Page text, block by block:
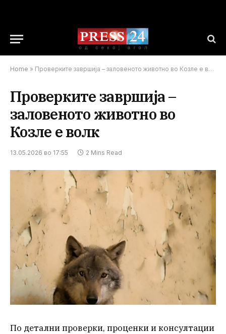
Home » Проверките завршија – заловеното животно во Козле е волк
Проверките завршија –
заловеното животно во
Козле е волк
13.05.2026 во 17:55 2 Mins Read
По детални проверки, проценки и консултации